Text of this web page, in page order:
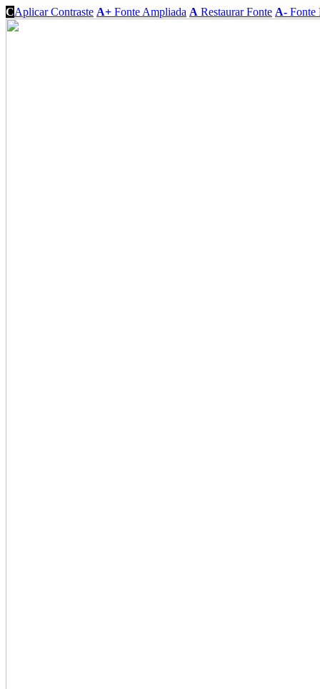
CAplicar Contraste A+ Fonte Ampliada A Restaurar Fonte A- Fonte